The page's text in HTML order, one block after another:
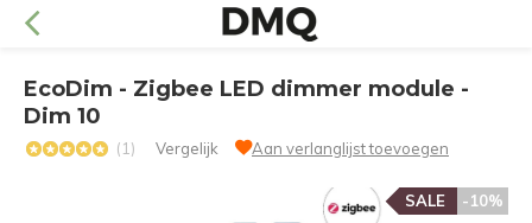
EcoDim - Zigbee LED dimmer module -
Dim 10
(1) Vergelijk Aan verlanglijst toevoegen
-10%
SALE